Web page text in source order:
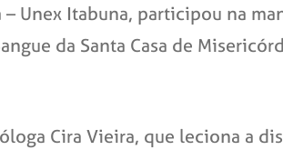
Unex Itabuna, participou na
da Santa Casa de
Cira Vieira, que leciona a